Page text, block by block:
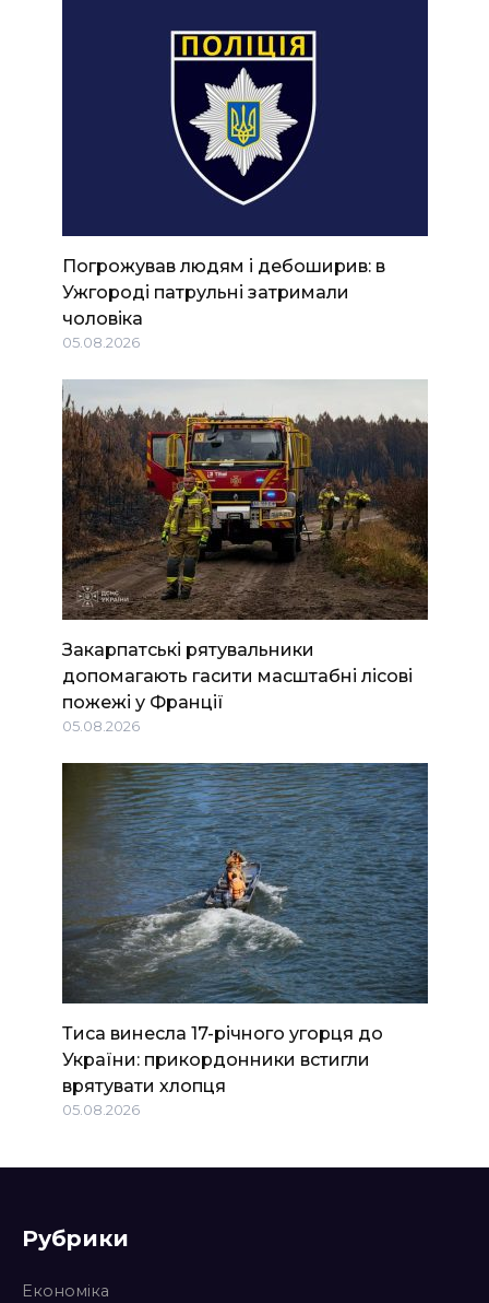
Погрожував людям і дебоширив: в
Ужгороді патрульні затримали
чоловіка
05.08.2026
Закарпатські рятувальники
допомагають гасити масштабні лісові
пожежі у Франції
05.08.2026
Тиса винесла 17-річного угорця до
України: прикордонники встигли
врятувати хлопця
05.08.2026
Рубрики
Економіка